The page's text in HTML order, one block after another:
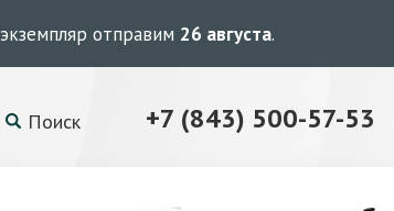
отправим 26 августа.
Поиск +7 (843) 500-57-53